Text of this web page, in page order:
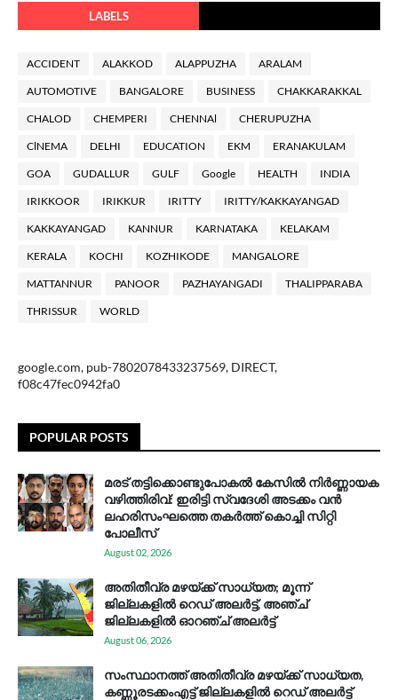
LABELS
ACCIDENT ALAKKOD ALAPPUZHA ARALAM
AUTOMOTIVE BANGALORE BUSINESS CHAKKARAKKAL
CHALOD CHEMPERI CHENNAl CHERUPUZHA
ClNEMA DELHI EDUCATION EKM ERANAKULAM
GOA GUDALLUR GULF Google HEALTH INDIA
IRIKKOOR IRIKKUR IRITTY IRITTY/KAKKAYANGAD
KAKKAYANGAD KANNUR KARNATAKA KELAKAM
KERALA KOCHI KOZHIKODE MANGALORE
MATTANNUR PANOOR PAZHAYANGADI THALIPPARABA
THRISSUR WORLD
google.com, pub-7802078433237569, DIRECT,
f08c47fec0942fa0
POPULAR POSTS
മരട് തട്ടിക്കൊണ്ടുപോകൽ കേസിൽ നിർണ്ണായക
വഴിത്തിരിവ്: ഇരിട്ടി സ്വദേശി അടക്കം വൻ
ലഹരിസംഘത്തെ തകർത്ത് കൊച്ചി സിറ്റി
പോലീസ്
August 02, 2026
അതിതീവ്ര മഴയ്ക്ക് സാധ്യത; മൂന്ന്
ജില്ലകളിൽ റെഡ് അലർട്ട്, അഞ്ച്
ജില്ലകളിൽ ഓറഞ്ച് അലർട്ട്
August 06, 2026
സം​സ്ഥാ​ന​ത്ത് അ​തി​തീ​വ്ര മ​ഴ​യ്ക്ക് സാ​ധ്യ​ത,
കണ്ണൂരടക്കംഎ​ട്ട് ജി​ല്ല​ക​ളി​ൽ റെ​ഡ് അ​ലർ​ട്ട്